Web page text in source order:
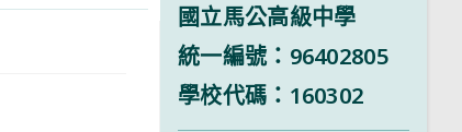
國立馬公高級中學
統一編號：96402805
學校代碼：160302